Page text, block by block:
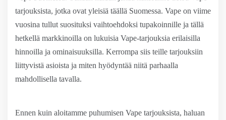
tarjouksista, jotka ovat yleisiä täällä Suomessa. Vape on viime
vuosina tullut suosituksi vaihtoehdoksi tupakoinnille ja tällä
hetkellä markkinoilla on lukuisia Vape-tarjouksia erilaisilla
hinnoilla ja ominaisuuksilla. Kerrompa siis teille tarjouksiin
liittyvistä asioista ja miten hyödyntää niitä parhaalla
mahdollisella tavalla.
Ennen kuin aloitamme puhumisen Vape tarjouksista, haluan